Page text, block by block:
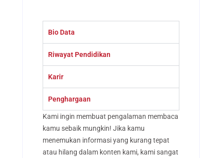
Bio Data
Riwayat Pendidikan
Karir
Penghargaan
Kami ingin membuat pengalaman membaca
kamu sebaik mungkin! Jika kamu
menemukan informasi yang kurang tepat
atau hilang dalam konten kami, kami sangat